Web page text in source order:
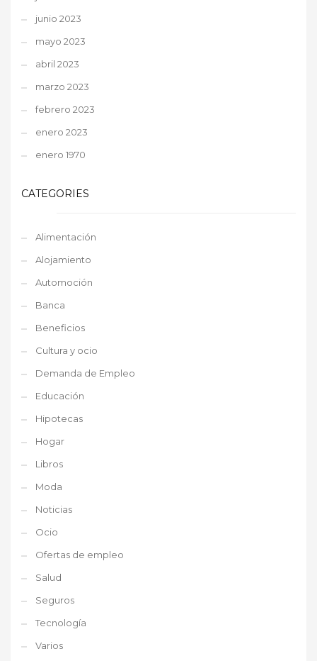
junio 2023
mayo 2023
abril 2023
marzo 2023
febrero 2023
enero 2023
enero 1970
CATEGORIES
Alimentación
Alojamiento
Automoción
Banca
Beneficios
Cultura y ocio
Demanda de Empleo
Educación
Hipotecas
Hogar
Libros
Moda
Noticias
Ocio
Ofertas de empleo
Salud
Seguros
Tecnología
Varios